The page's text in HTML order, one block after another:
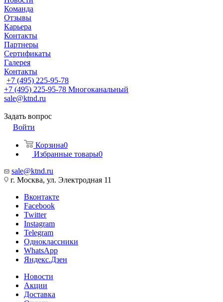
Команда
Отзывы
Карьера
Контакты
Партнеры
Сертификаты
Галерея
Контакты
+7 (495) 225-95-78
+7 (495) 225-95-78 Многоканальный
sale@ktnd.ru
Задать вопрос
Войти
Корзина0
Избранные товары0
sale@ktnd.ru
г. Москва, ул. Электродная 11
Вконтакте
Facebook
Twitter
Instagram
Telegram
Одноклассники
WhatsApp
Яндекс.Дзен
Новости
Акции
Доставка